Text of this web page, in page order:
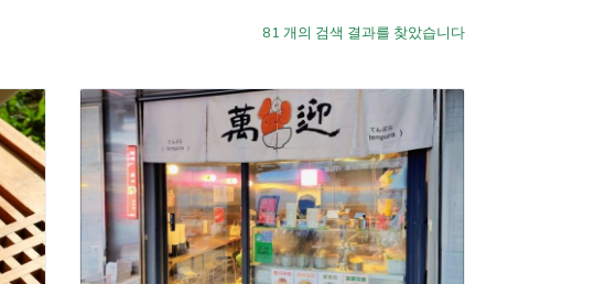
81 개의 검색 결과를 찾았습니다